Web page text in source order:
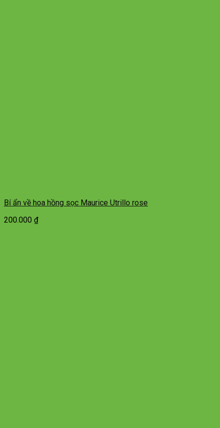
Bí ẩn về hoa hồng sọc Maurice Utrillo rose
200.000 ₫